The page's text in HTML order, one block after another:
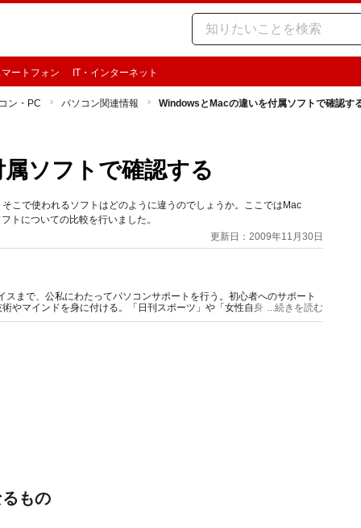
ートフォン IT・インターネット
ン・PC パソコン関連情報 WindowsとMacの違いを付属ソフトで確認す
ソフトで確認する
こで使われるソフトはどのように違うのでしょうか。ここではMac
についての比較を行いました。
更新日：2009年11月30日
まで、公私にわたってパソコンサポートを行う。初心者へのサポート
やマインドを身に付ける。「日刊スポーツ」や「女性自身」などで、パ
アリ。
...続きを読む
もの